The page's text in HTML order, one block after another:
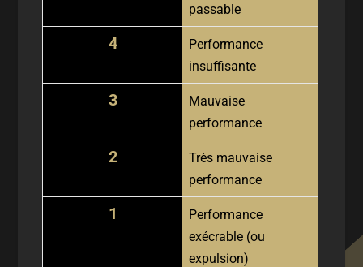
passable
4
Performance
insuffisante
3
Mauvaise
performance
2
Très mauvaise
performance
1
Performance
exécrable (ou
expulsion)